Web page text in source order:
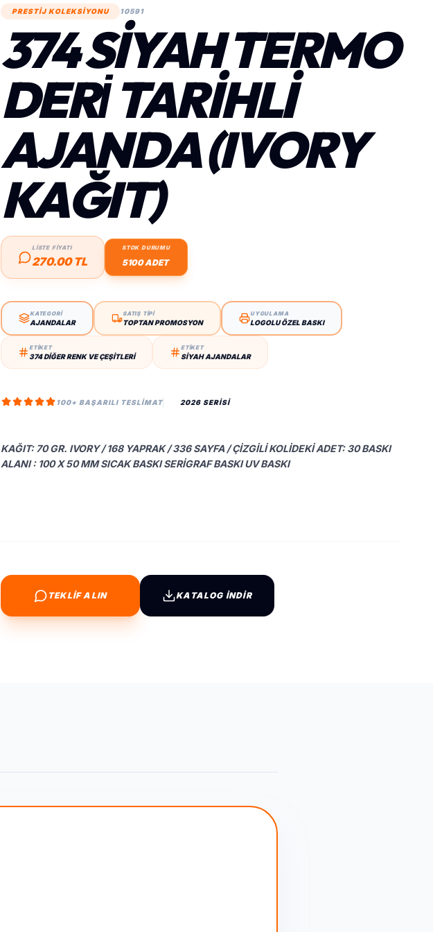
PRESTİJ KOLEKSİYONU 10591
374 SIYAH TERMO
DERİ TARIHLI
AJANDA (IVORY
KAĞIT)
LİSTE FİYATI
270.00 TL
STOK DURUMU
5100 ADET
KATEGORİ
AJANDALAR
SATIŞ TİPİ
TOPTAN PROMOSYON
UYGULAMA
LOGOLU ÖZEL BASKI
ETİKET
374 DIĞER RENK VE ÇEŞITLERI
ETİKET
SIYAH AJANDALAR
100+ BAŞARILI TESLIMAT 2026 SERİSİ
KAĞIT: 70 GR. IVORY / 168 YAPRAK / 336 SAYFA / ÇIZGILI KOLIDEKI ADET: 30 BASKI
ALANI : 100 X 50 MM SICAK BASKI SERIGRAF BASKI UV BASKI
TEKLİF ALIN KATALOG İNDİR